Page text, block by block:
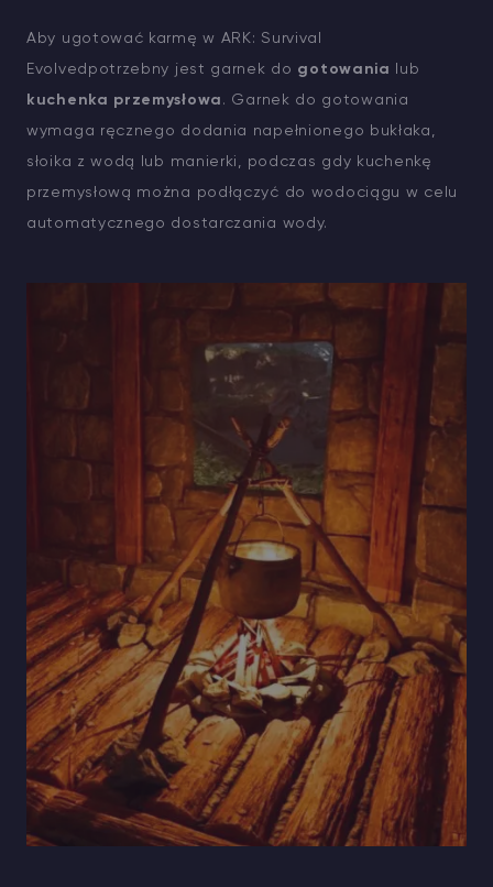
Aby ugotować karmę w ARK: Survival
Evolvedpotrzebny jest garnek do gotowania
lub
kuchenka przemysłowa . Garnek do gotowania
wymaga ręcznego dodania napełnionego bukłaka,
słoika z wodą lub manierki, podczas gdy kuchenkę
przemysłową można podłączyć do wodociągu w celu
automatycznego dostarczania wody.